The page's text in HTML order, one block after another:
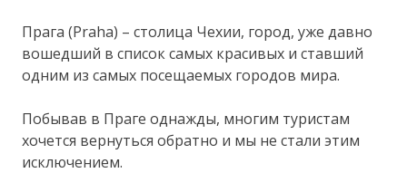
Прага (Praha) – столица Чехии, город, уже давно
вошедший в список самых красивых и ставший
одним из самых посещаемых городов мира.
Побывав в Праге однажды, многим туристам
хочется вернуться обратно и мы не стали этим
исключением.